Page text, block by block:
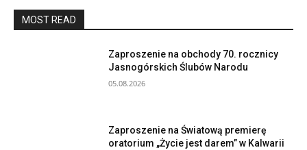
MOST READ
Zaproszenie na obchody 70. rocznicy
Jasnogórskich Ślubów Narodu
05.08.2026
Zaproszenie na Światową premierę
oratorium „Życie jest darem” w Kalwarii